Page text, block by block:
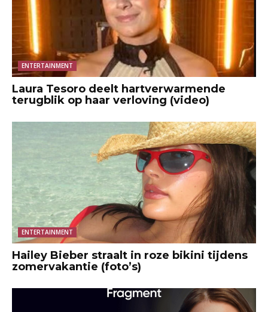
ENTERTAINMENT
Laura Tesoro deelt hartverwarmende
terugblik op haar verloving (video)
ENTERTAINMENT
Hailey Bieber straalt in roze bikini tijdens
zomervakantie (foto’s)